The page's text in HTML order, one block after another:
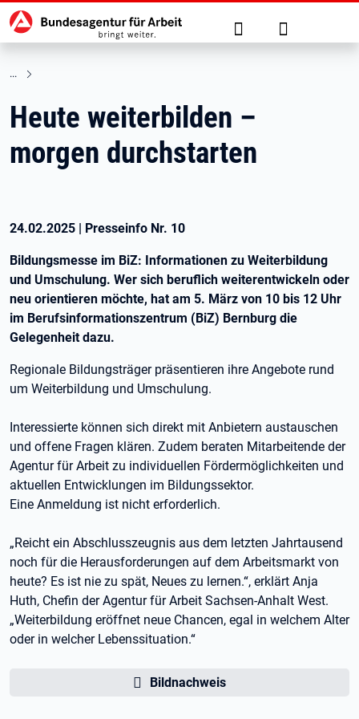
zu den Hauptinhalten springen
Hauptnavigation Suche Anmelden
Heute weiterbilden –
morgen durchstarten
24.02.2025 | Presseinfo Nr. 10
Bildungsmesse im BiZ: Informationen zu Weiterbildung
und Umschulung. Wer sich beruflich weiterentwickeln oder
neu orientieren möchte, hat am 5. März von 10 bis 12 Uhr
im Berufsinformationszentrum (BiZ) Bernburg die
Gelegenheit dazu.
Regionale Bildungsträger präsentieren ihre Angebote rund
um Weiterbildung und Umschulung.
Interessierte können sich direkt mit Anbietern austauschen
und offene Fragen klären. Zudem beraten Mitarbeitende der
Agentur für Arbeit zu individuellen Fördermöglichkeiten und
aktuellen Entwicklungen im Bildungssektor.
Eine Anmeldung ist nicht erforderlich.
„Reicht ein Abschlusszeugnis aus dem letzten Jahrtausend
noch für die Herausforderungen auf dem Arbeitsmarkt von
heute? Es ist nie zu spät, Neues zu lernen.“, erklärt Anja
Huth, Chefin der Agentur für Arbeit Sachsen-Anhalt West.
„Weiterbildung eröffnet neue Chancen, egal in welchem Alter
oder in welcher Lebenssituation.“
Bildnachweis